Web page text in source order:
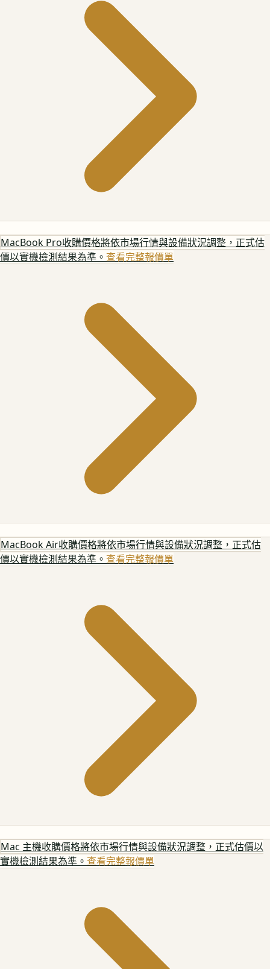
MacBook Pro收購價格將依市場行情與設備狀況調整，正式估
價以實機檢測結果為準。 查看完整報價單
MacBook Air收購價格將依市場行情與設備狀況調整，正式估
價以實機檢測結果為準。 查看完整報價單
Mac 主機收購價格將依市場行情與設備狀況調整，正式估價以
實機檢測結果為準。 查看完整報價單